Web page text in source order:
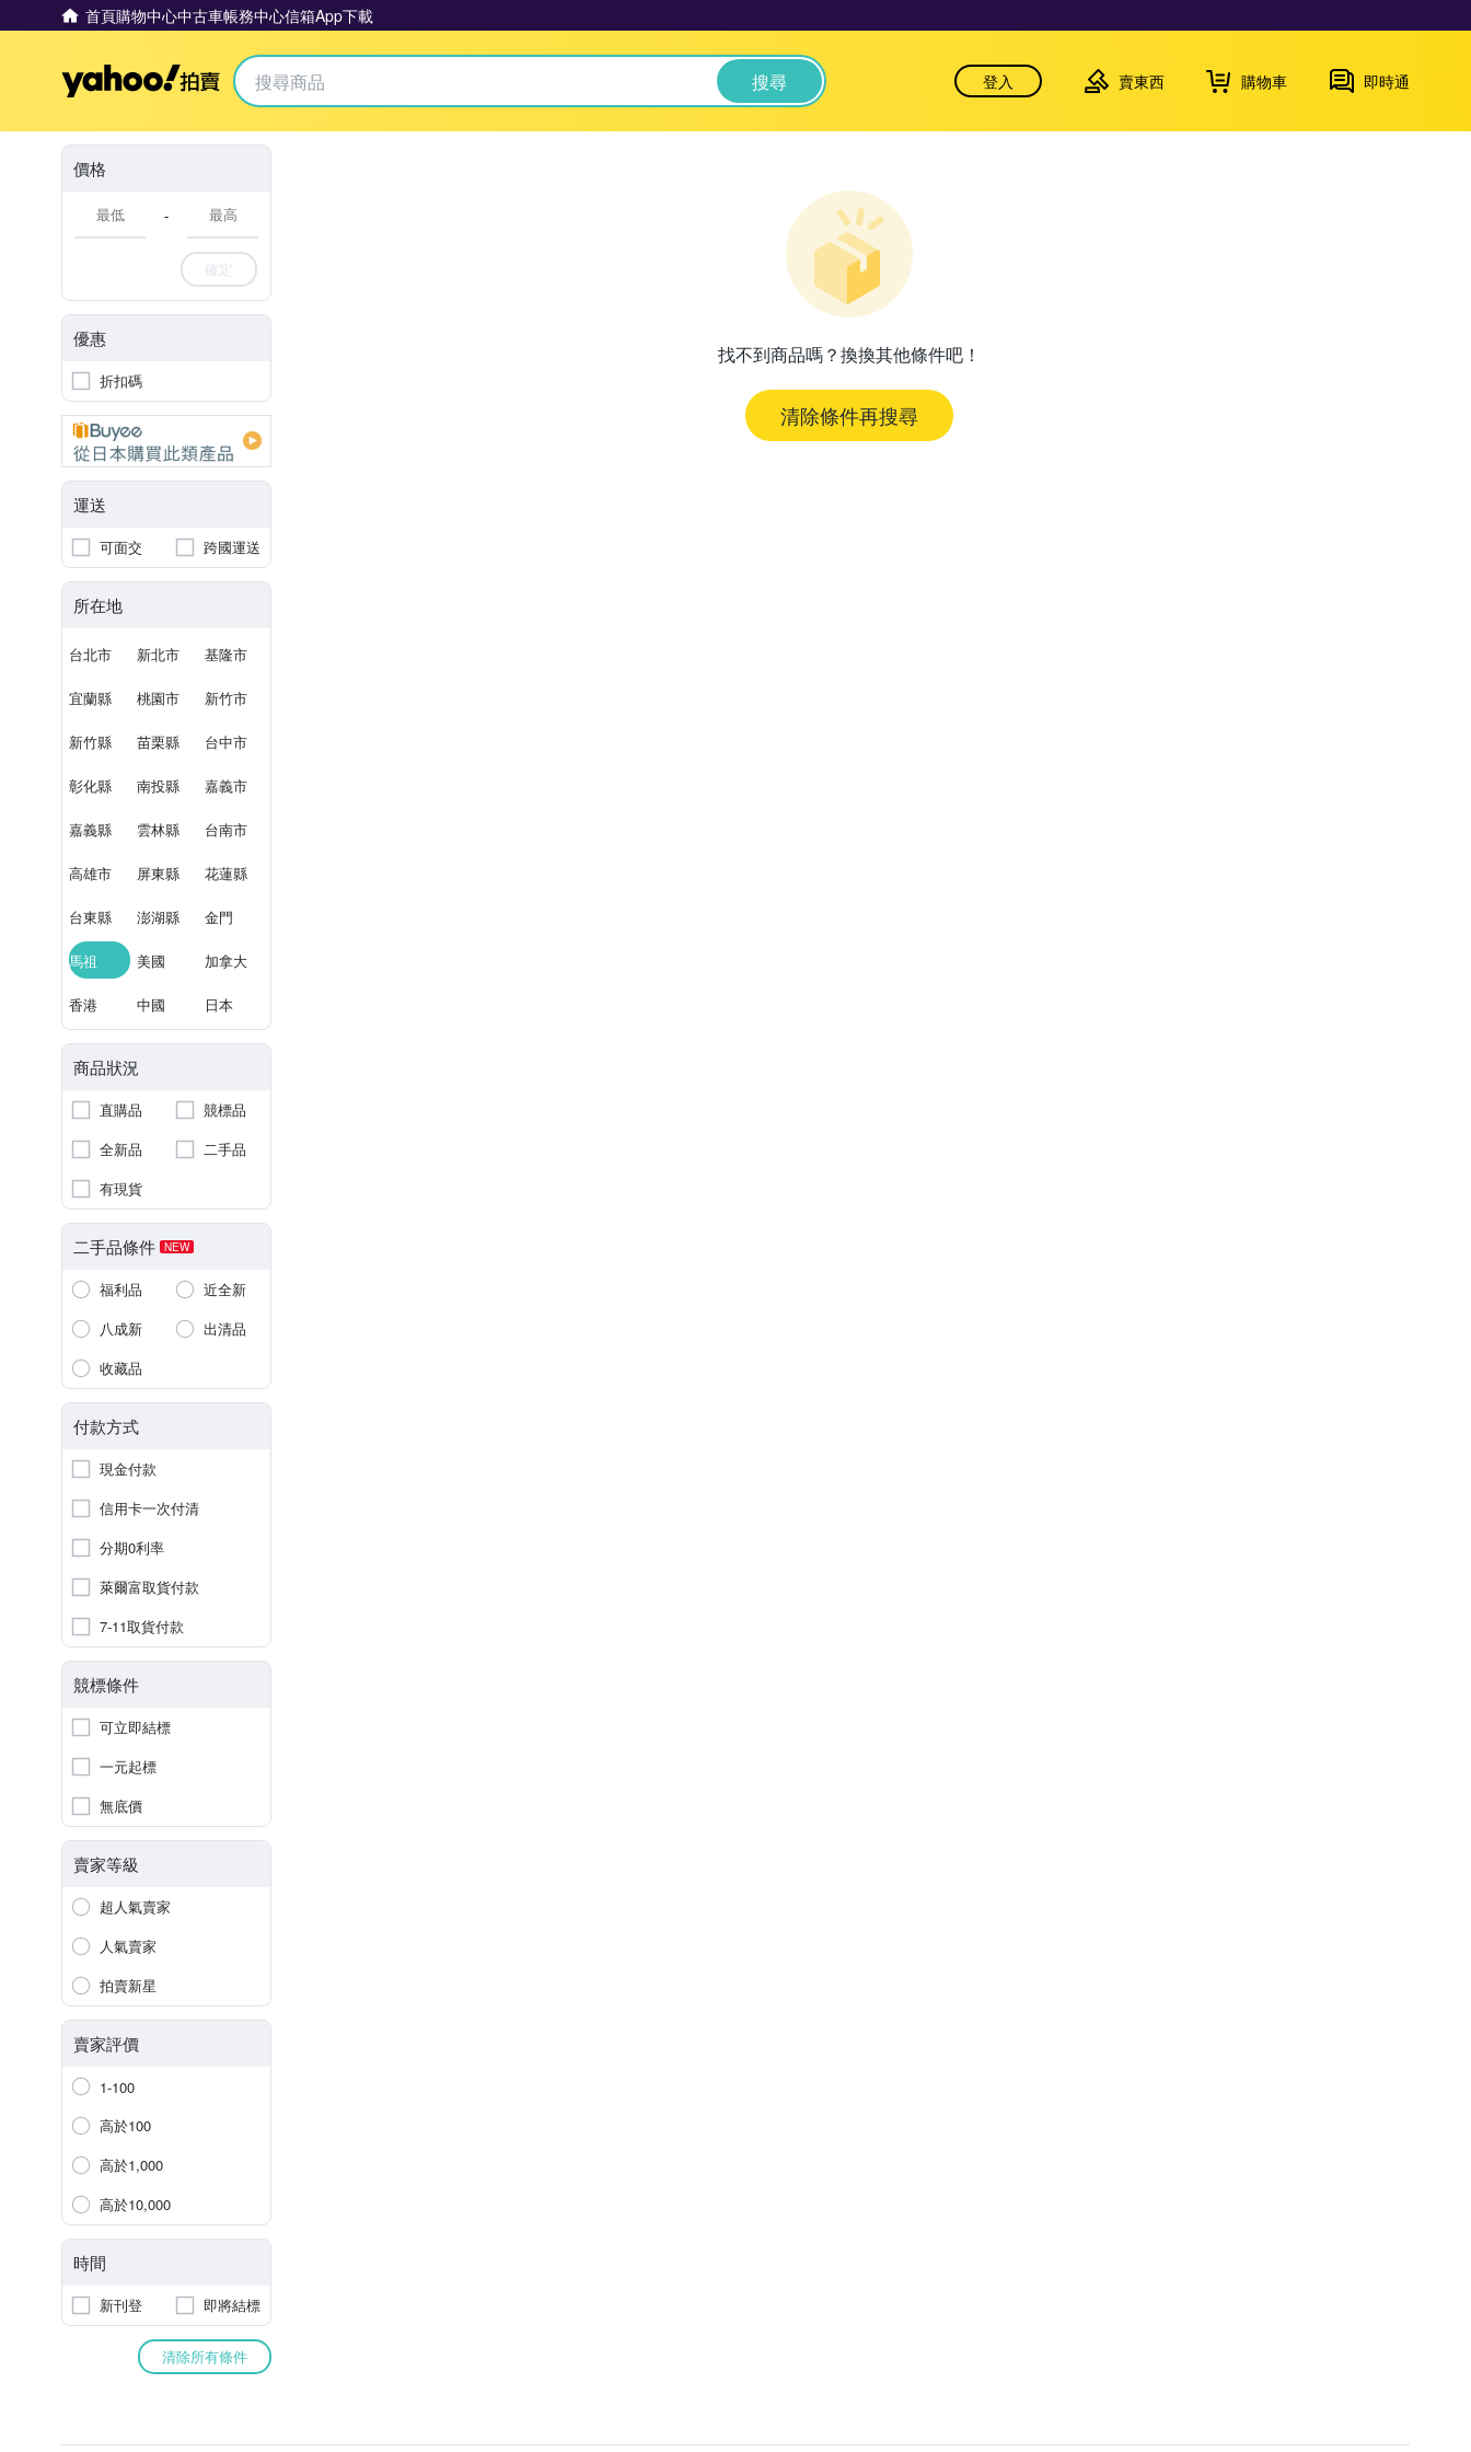
首頁購物中心中古車帳務中心信箱App下載
Yahoo拍賣 搜尋 登入 賣東西 購物車 即時通
價格
-
確定
優惠
折扣碼
運送
可面交 跨國運送
所在地
台北市 新北市 基隆市
宜蘭縣 桃園市 新竹市
新竹縣 苗栗縣 台中市
彰化縣 南投縣 嘉義市
嘉義縣 雲林縣 台南市
高雄市 屏東縣 花蓮縣
台東縣 澎湖縣 金門
馬祖 美國 加拿大
香港 中國 日本
商品狀況
直購品
競標品
全新品
二手品
有現貨
二手品條件 NEW
福利品
近全新
八成新
出清品
收藏品
付款方式
現金付款
信用卡一次付清
分期0利率
萊爾富取貨付款
7-11取貨付款
競標條件
可立即結標
一元起標
無底價
賣家等級
超人氣賣家
人氣賣家
拍賣新星
賣家評價
1-100
高於100
高於1,000
高於10,000
時間
新刊登 即將結標
清除所有條件
找不到商品嗎？換換其他條件吧！
清除條件再搜尋